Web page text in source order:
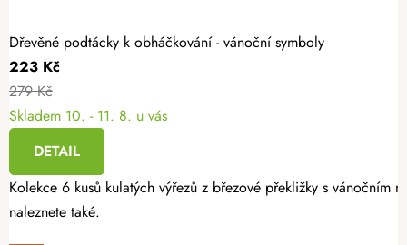
Dřevěné podtácky k obháčkování - vánoční symboly
223 Kč
279 Kč
Skladem 10. - 11. 8. u vás
DETAIL
Kolekce 6 kusů kulatých výřezů z březové překližky s
naleznete také.